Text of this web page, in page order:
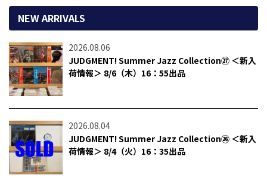
NEW ARRIVALS
2026.08.06
JUDGMENT! Summer Jazz Collection㉗ ＜新入
荷情報＞ 8/6（木）16：55出品
2026.08.04
JUDGMENT! Summer Jazz Collection㉖ ＜新入
荷情報＞ 8/4（火）16：35出品